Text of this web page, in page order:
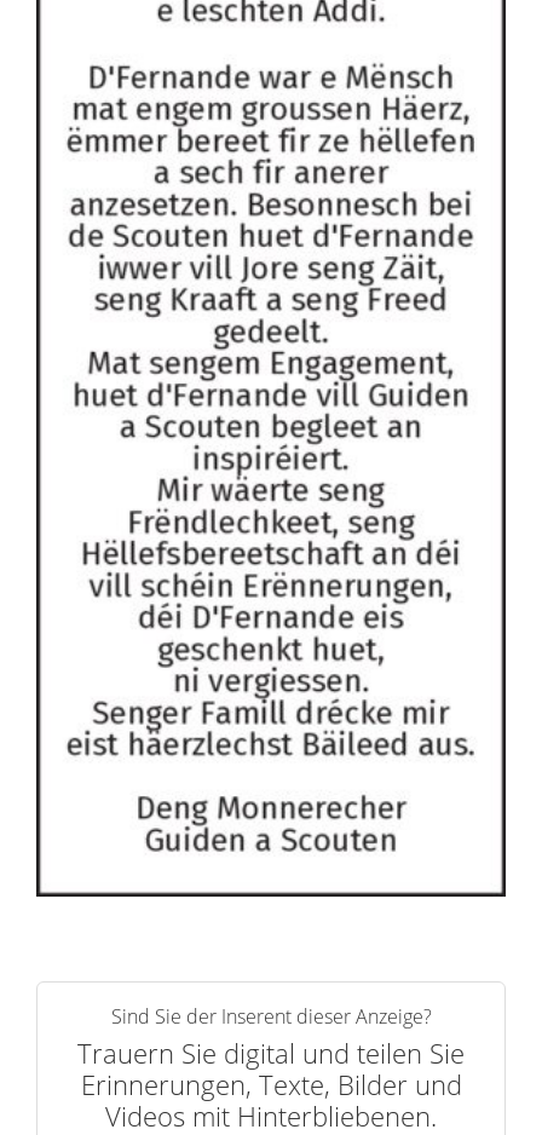
Sind Sie der Inserent dieser Anzeige?
Trauern Sie digital und teilen Sie
Erinnerungen, Texte, Bilder und
Videos mit Hinterbliebenen.